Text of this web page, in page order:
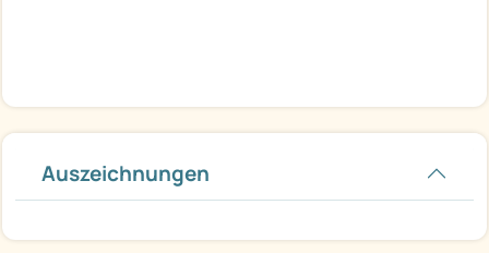
Auszeichnungen